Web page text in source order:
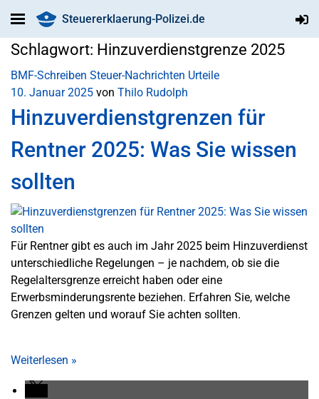
Steuererklaerung-Polizei.de
Schlagwort: Hinzuverdienstgrenze 2025
BMF-Schreiben Steuer-Nachrichten Urteile
10. Januar 2025 von Thilo Rudolph
Hinzuverdienstgrenzen für
Rentner 2025: Was Sie wissen
sollten
Für Rentner gibt es auch im Jahr 2025 beim Hinzuverdienst
unterschiedliche Regelungen – je nachdem, ob sie die
Regelaltersgrenze erreicht haben oder eine
Erwerbsminderungsrente beziehen. Erfahren Sie, welche
Grenzen gelten und worauf Sie achten sollten.
Weiterlesen »